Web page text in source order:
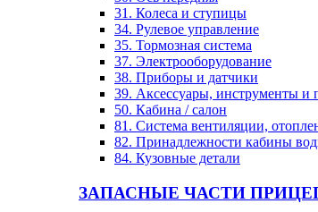
31. Колеса и ступицы
34. Рулевое управление
35. Тормозная система
37. Электрооборудование
38. Приборы и датчики
39. Аксессуары, инструменты и
50. Кабина / салон
81. Система вентиляции,
82. Принадлежности кабины
84. Кузовные детали
ЗАПАСНЫЕ ЧАСТИ